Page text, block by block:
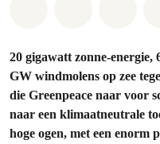
20 gigawatt zonne-
GW windmolens op zee
die Greenpeace naar voor
naar een klimaatneutrale
hoge ogen, met een enorm